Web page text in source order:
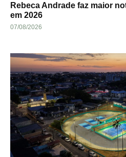
Rebeca Andrade faz maior
em 2026
07/08/2026